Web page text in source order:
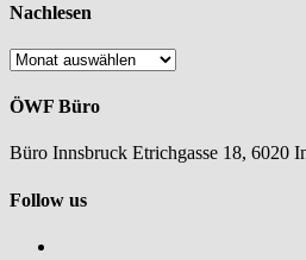
Nachlesen
Nachlesen
ÖWF Büro
Büro Innsbruck Etrichgasse 18, 6020
Follow us